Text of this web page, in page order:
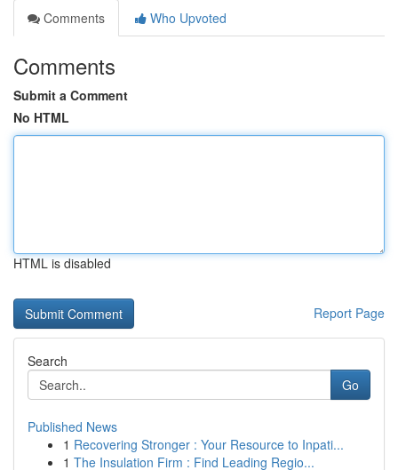
Comments
Who Upvoted
Comments
Submit a Comment
No HTML
HTML is disabled
Report Page
Search
Go
Published News
1 Recovering Stronger : Your Resource to Inpati...
1 The Insulation Firm : Find Leading Regio...